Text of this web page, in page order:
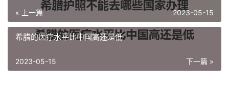
« 上一篇 2023-05-15
希腊的医疗水平比中国高还是低
下一篇 »
2023-05-15